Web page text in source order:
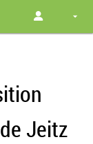
Jeitz